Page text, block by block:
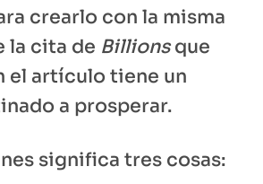
crearlo con la misma
la cita de Billionsque
el artículo tiene un
a prosperar.
significa tres cosas: